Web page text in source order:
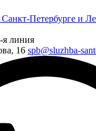
Петербурге и
я линия
16 spb@sluzhba-